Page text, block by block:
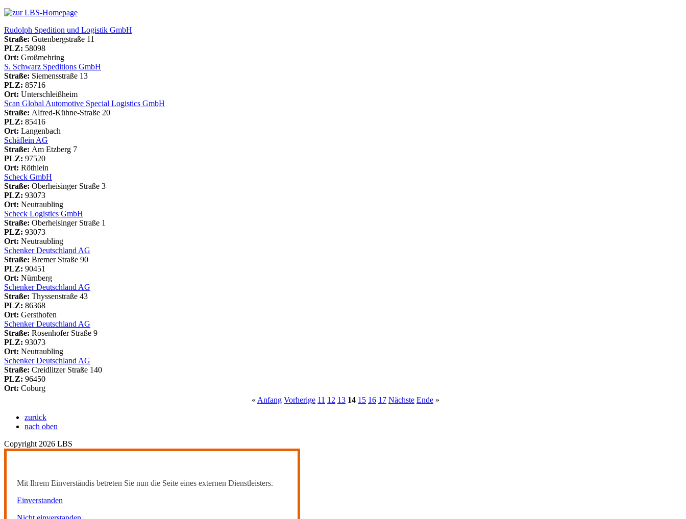
Rudolph Spedition und Logistik GmbH
Straße: Gutenbergstraße 11
PLZ: 58098
Ort: Großmehring
S. Schwarz Speditions GmbH
Straße: Siemensstraße 13
PLZ: 85716
Ort: Unterschleißheim
Scan Global Automotive Special Logistics GmbH
Straße: Alfred-Kühne-Straße 20
PLZ: 85416
Ort: Langenbach
Schäflein AG
Straße: Am Etzberg 7
PLZ: 97520
Ort: Röthlein
Scheck GmbH
Straße: Oberheisinger Straße 3
PLZ: 93073
Ort: Neutraubling
Scheck Logistics GmbH
Straße: Oberheisinger Straße 1
PLZ: 93073
Ort: Neutraubling
Schenker Deutschland AG
Straße: Bremer Straße 90
PLZ: 90451
Ort: Nürnberg
Schenker Deutschland AG
Straße: Thyssenstraße 43
PLZ: 86368
Ort: Gersthofen
Schenker Deutschland AG
Straße: Rosenhofer Straße 9
PLZ: 93073
Ort: Neutraubling
Schenker Deutschland AG
Straße: Creidlitzer Straße 140
PLZ: 96450
Ort: Coburg
« Anfang Vorherige 11 12 13 14 15 16 17 Nächste Ende »
zurück
nach oben
Copyright 2026 LBS
Mit Ihrem Einverständis betreten Sie nun die Seite eines externen Dienstleisters.
Einverstanden